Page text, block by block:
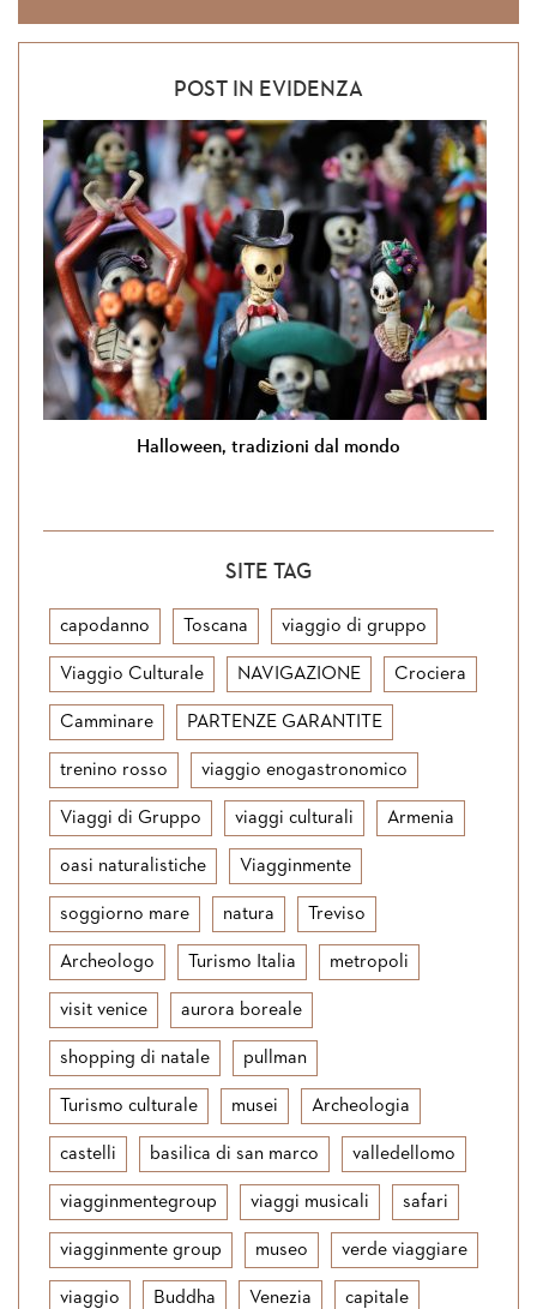
POST IN EVIDENZA
Halloween, tradizioni dal mondo
SITE TAG
capodanno Toscana viaggio di gruppo
Viaggio Culturale NAVIGAZIONE Crociera
Camminare PARTENZE GARANTITE
trenino rosso viaggio enogastronomico
Viaggi di Gruppo viaggi culturali Armenia
oasi naturalistiche Viagginmente
soggiorno mare natura Treviso
Archeologo Turismo Italia metropoli
visit venice aurora boreale
shopping di natale pullman
Turismo culturale musei Archeologia
castelli basilica di san marco valledellomo
viagginmentegroup viaggi musicali safari
viagginmente group museo verde viaggiare
viaggio Buddha Venezia capitale